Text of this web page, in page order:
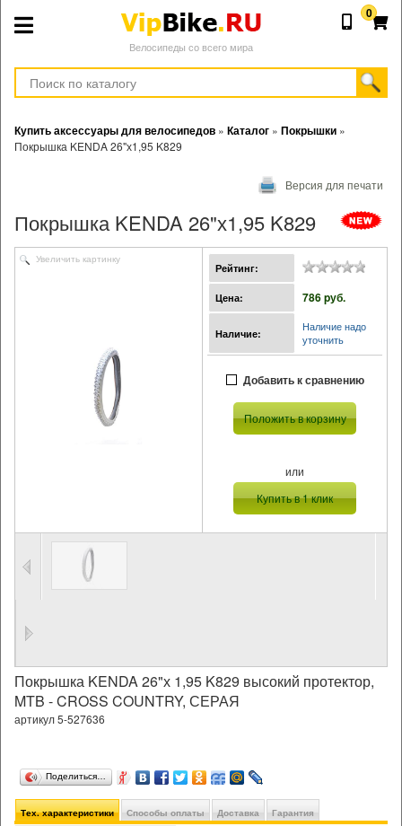
Велосипеды со всего мира
0
Купить аксессуары для велосипедов » Каталог » Покрышки »
Покрышка KENDA 26"х1,95 K829
Версия для печати
Покрышка KENDA 26"х1,95 K829
Увеличить картинку
Рейтинг:
Цена: 786 pуб.
Наличие:
Наличие надо
уточнить
Добавить к сравнению
Положить в корзину
или
Купить в 1 клик
Покрышка KENDA 26"х 1,95 K829 высокий протектор,
MTB - CROSS COUNTRY, СЕРАЯ
артикул 5-527636
Поделиться…
Тех. характеристики Способы оплаты Доставка Гарантия